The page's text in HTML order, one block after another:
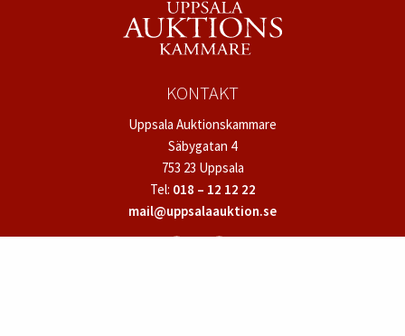
KONTAKT
Uppsala Auktionskammare
Säbygatan 4
753 23 Uppsala
Tel: 018 – 12 12 22
mail@uppsalaauktion.se